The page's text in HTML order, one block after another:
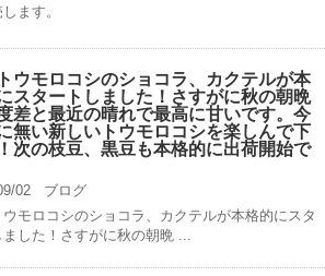
ます。
ウモロコシのショコラ、カクテルが本
スタートしました！さすがに秋の朝晩
差と最近の晴れで最高に甘いです。今
無い新しいトウモロコシを楽しんで下
次の枝豆、黒豆も本格的に出荷開始で
02
ブログ
モロコシのショコラ、カクテルが本格的にスタ
した！さすがに秋の朝晩 ...